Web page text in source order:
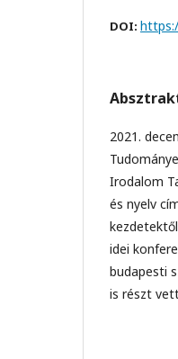
DOI:
2021.
Irodalom
és nyelv
idei
budapesti
is részt